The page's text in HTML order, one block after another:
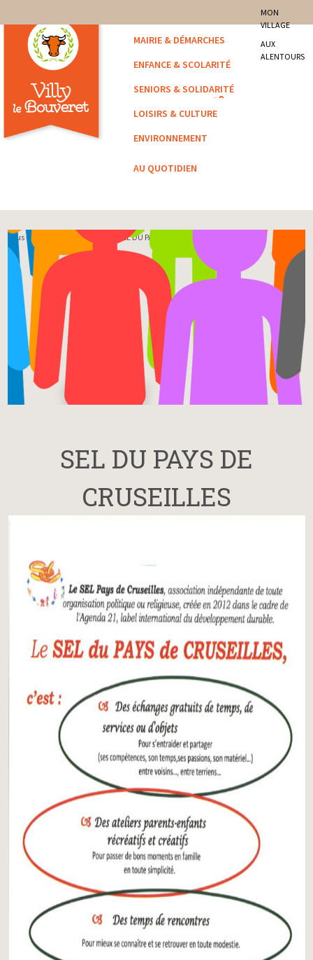
Villy-le-Bouveret
MON
VILLAGE
AUX
ALENTOURS
MAIRIE & DÉMARCHES
ENFANCE & SCOLARITÉ
SENIORS & SOLIDARITÉ
LOISIRS & CULTURE
ENVIRONNEMENT
AU QUOTIDIEN
Vous êtes ici : Accueil/ / SEL DU PAYS DE CRUSEILLES
SEL DU PAYS DE
CRUSEILLES